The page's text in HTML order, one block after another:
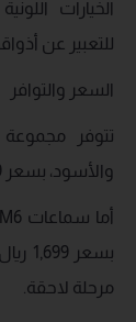
الخيارات
للتعبير عن
السعر والتوافر
والأسود، بسعر 2,499 ريال سعودي.
مرحلة لاحقة.